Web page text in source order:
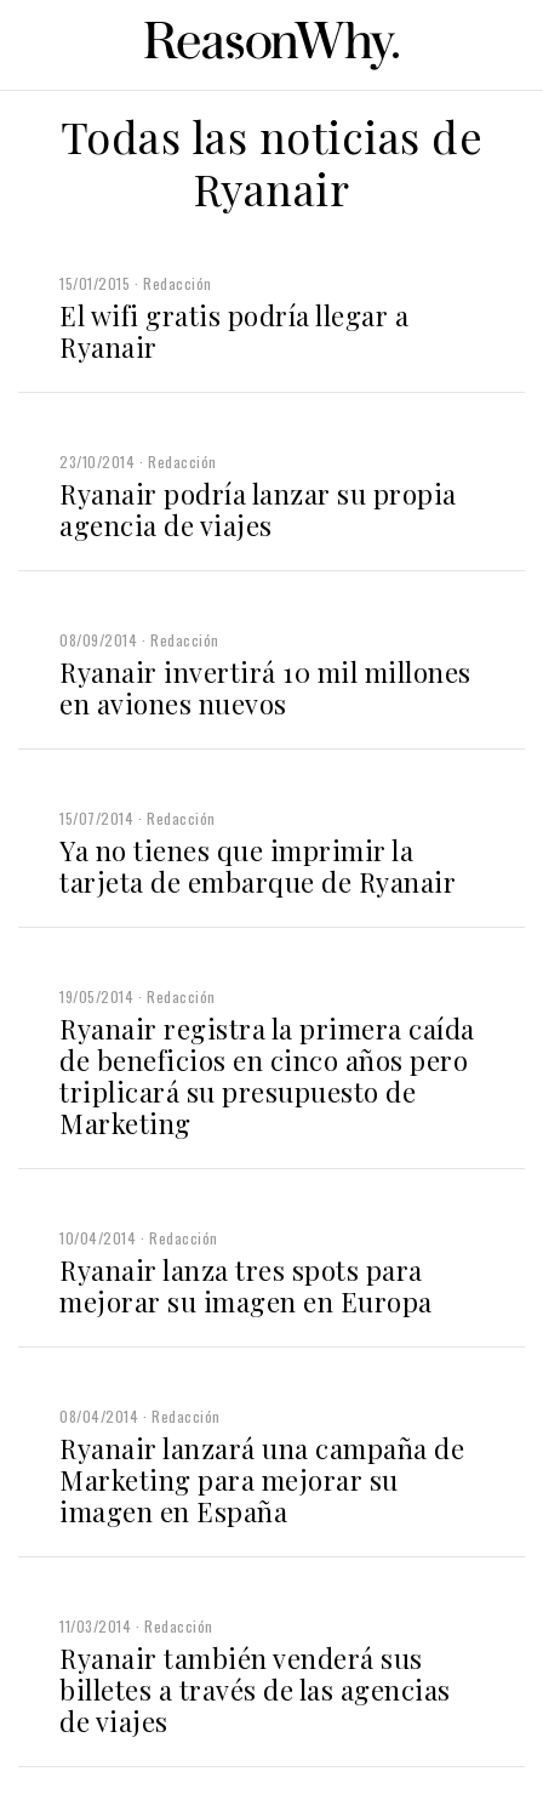
Todas las noticias de
Ryanair
15/01/2015 Redacción
El wifi gratis podría llegar a
Ryanair
23/10/2014 Redacción
Ryanair podría lanzar su propia
agencia de viajes
08/09/2014 Redacción
Ryanair invertirá 10 mil millones
en aviones nuevos
15/07/2014 Redacción
Ya no tienes que imprimir la
tarjeta de embarque de Ryanair
19/05/2014 Redacción
Ryanair registra la primera caída
de beneficios en cinco años pero
triplicará su presupuesto de
Marketing
10/04/2014 Redacción
Ryanair lanza tres spots para
mejorar su imagen en Europa
08/04/2014 Redacción
Ryanair lanzará una campaña de
Marketing para mejorar su
imagen en España
11/03/2014 Redacción
Ryanair también venderá sus
billetes a través de las agencias
de viajes